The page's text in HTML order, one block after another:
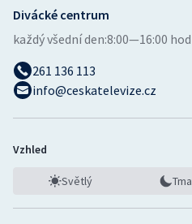
Divácké centrum
každý všední den:8:00—16:00
261 136 113
info@ceskatelevize.cz
Vzhled
Světlý